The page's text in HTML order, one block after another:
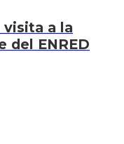
a la
del ENRED